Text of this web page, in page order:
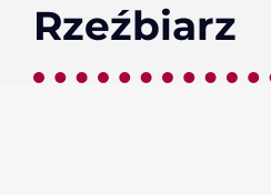
Rzeźbiarz